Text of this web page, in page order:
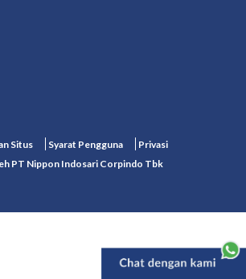
Situs Syarat Pengguna
Privasi
PT Nippon Indosari Corpindo Tbk